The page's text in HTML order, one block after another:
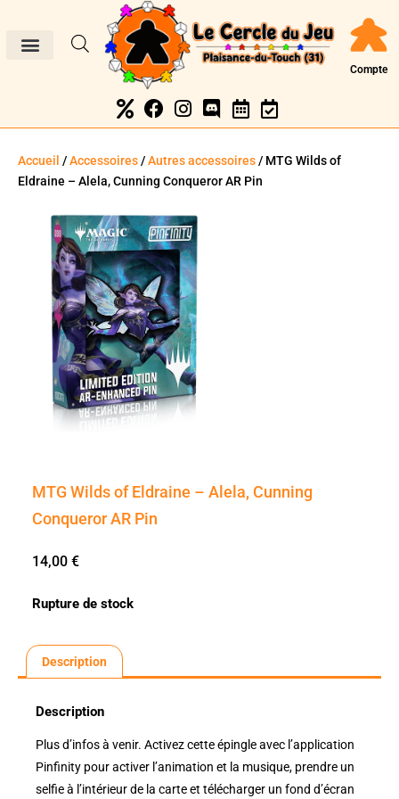
Compte
Accueil /Accessoires/Autres accessoires/ MTG Wilds of
Eldraine – Alela, Cunning Conqueror AR Pin
MTG Wilds of Eldraine – Alela, Cunning
Conqueror AR Pin
14,00 €
Rupture de stock
Description
Description
Plus d’infos à venir. Activez cette épingle avec l’application
Pinfinity pour activer l’animation et la musique, prendre un
selfie à l’intérieur de la carte et télécharger un fond d’écran